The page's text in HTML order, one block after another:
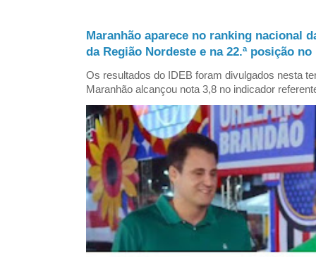
Maranhão aparece no ranking nacional
da Região Nordeste e na 22.ª posição
Os resultados do IDEB foram divulgados nesta
Maranhão alcançou nota 3,8 no indicador